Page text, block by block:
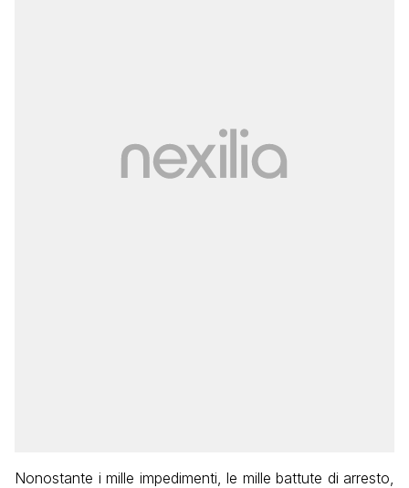
Nonostante i mille impedimenti, le mille battute di arresto,